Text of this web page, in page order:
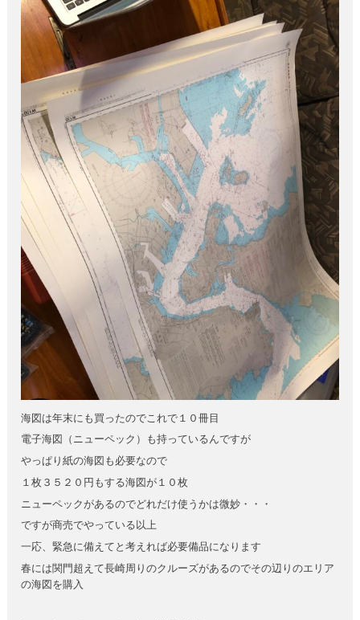
海図は年末にも買ったのでこれで１０冊目
電子海図（ニューペック）も持っているんですが
やっぱり紙の海図も必要なので
１枚３５２０円もする海図が１０枚
ニューペックがあるのでどれだけ使うかは微妙・・・
ですが商売でやっている以上
一応、緊急に備えてと考えれば必要備品になります
春には関門超えて長崎周りのクルーズがあるのでその辺りのエリア
の海図を購入